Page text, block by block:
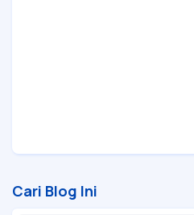
Cari Blog Ini